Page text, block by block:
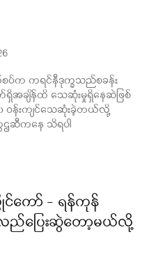
ပ်က ကရင်နီဒုက္ခသည်စခန်း
အချိန်ထိ သေဆုံးမှုရှိနေဆဲဖြစ်
ဝန်းကျင်သေဆုံးခဲ့တယ်လို့
ဌဆီကနေ သိရပါ
င်ကော် – ရန်ကုန်
လည်ပြေးဆွဲတော့မယ်လို့